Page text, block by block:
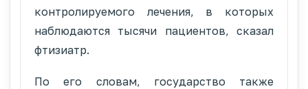
контролируемого лечения, в которых
наблюдаются тысячи пациентов, сказал
фтизиатр.
По его словам, государство также